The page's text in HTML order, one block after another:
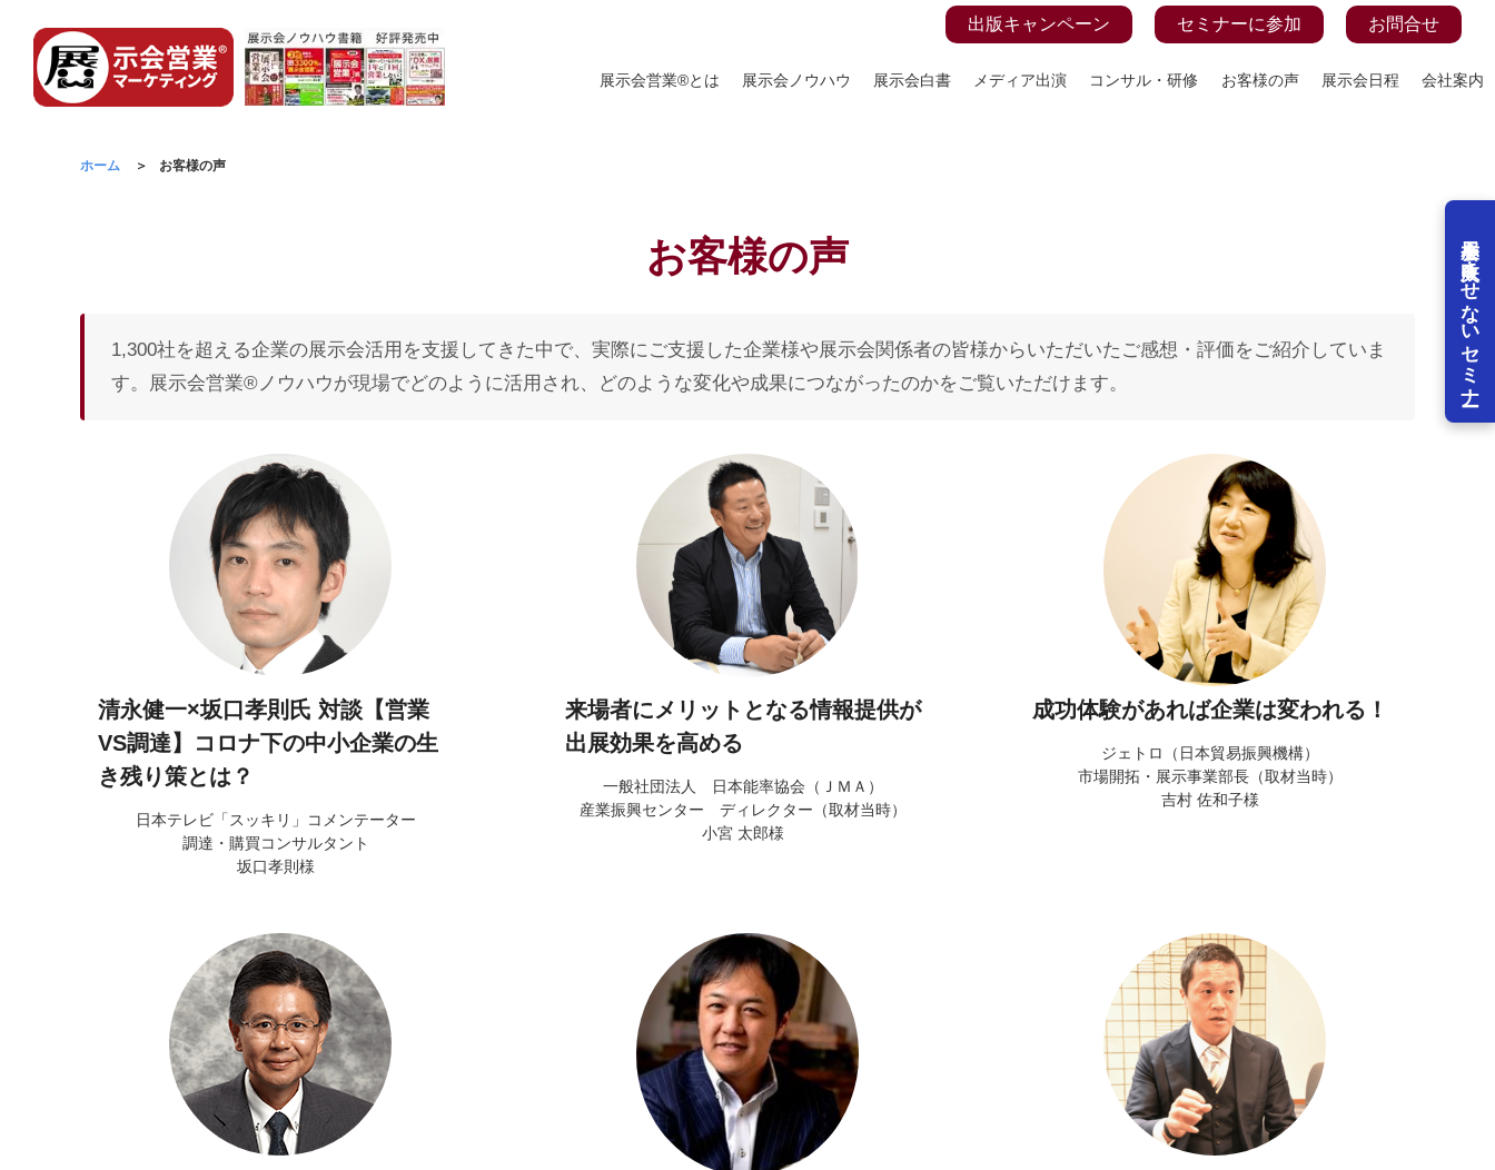
展示会を失敗させないセミナー
出版キャンペーン セミナーに参加 お問合せ
展示会営業®とは 展示会ノウハウ 展示会白書 メディア出演 コンサル・研修 お客様の声 展示会日程 会社案内
ホーム お客様の声
お客様の声
1,300社を超える企業の展示会活用を支援してきた中で、実際にご支援した企業様や展示会関係者の皆様からいただいたご感想・評価をご紹介していま
す。展示会営業®ノウハウが現場でどのように活用され、どのような変化や成果につながったのかをご覧いただけます。
清永健一×坂口孝則氏 対談【営業
VS調達】コロナ下の中小企業の生
き残り策とは？
日本テレビ「スッキリ」コメンテーター
調達・購買コンサルタント
坂口孝則様
来場者にメリットとなる情報提供が
出展効果を高める
一般社団法人 日本能率協会（ＪＭＡ）
産業振興センター ディレクター（取材当時）
小宮 太郎様
成功体験があれば企業は変われる！
ジェトロ（日本貿易振興機構）
市場開拓・展示事業部長（取材当時）
吉村 佐和子様